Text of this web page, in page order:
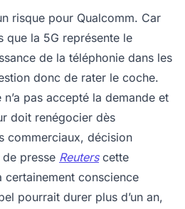
risque pour Qualcomm. Car
que la 5G représente le
de la téléphonie dans les
donc de rater le coche.
pas accepté la demande et
doit renégocier dès
commerciaux, décision
de presse Reuterscette
certainement conscience
pourrait durer plus d’un an,